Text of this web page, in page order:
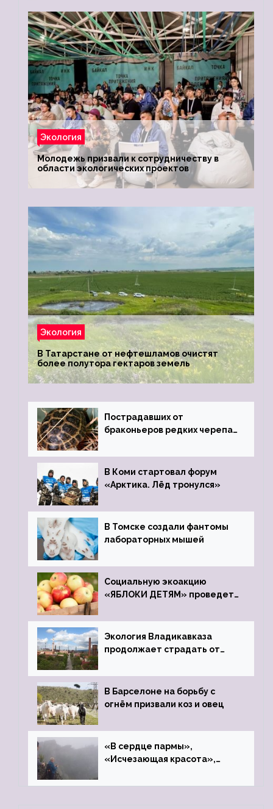
Экология
Молодежь призвали к сотрудничеству в
области экологических проектов
Экология
В Татарстане от нефтешламов очистят
более полутора гектаров земель
Пострадавших от
браконьеров редких черепах
зоопарк
В Коми стартовал форум
«Арктика. Лёд тронулся»
В Томске создали фантомы
лабораторных мышей
Социальную экоакцию
«ЯБЛОКИ ДЕТЯМ» проведет
Экология Владикавказа
продолжает страдать от
В Барселоне на борьбу с
огнём призвали коз и овец
«В сердце пармы»,
«Исчезающая красота»,